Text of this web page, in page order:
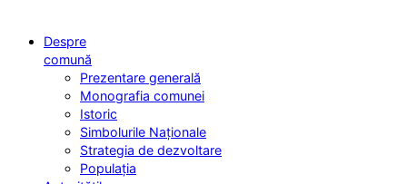
Despre
comună
Prezentare generală
Monografia comunei
Istoric
Simbolurile Naționale
Strategia de dezvoltare
Populația